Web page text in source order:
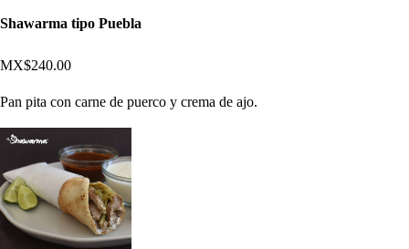
Shawarma tipo Puebla
MX$240.00
Pan pita con carne de puerco y crema de ajo.